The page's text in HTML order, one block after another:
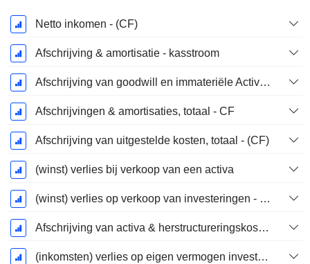
Start
boekjaar:
December
Netto inkomen - (CF)
Afschrijving & amortisatie - kasstroom
Afschrijving van goodwill en immateriële Activa - (CF) - (Modelspecifiek)
Afschrijvingen & amortisaties, totaal - CF
Afschrijving van uitgestelde kosten, totaal - (CF)
(winst) verlies bij verkoop van een activa
(winst) verlies op verkoop van investeringen - (CF)
Afschrijving van activa & herstructureringskosten
(inkomsten) verlies op eigen vermogen investeringen - (CF)